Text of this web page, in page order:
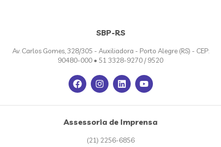
SBP-RS
Av. Carlos Gomes, 328/305 - Auxiliadora - Porto Alegre (RS) - CEP:
90480-000 • 51 3328-9270 / 9520
Assessoria de Imprensa
(21) 2256-6856